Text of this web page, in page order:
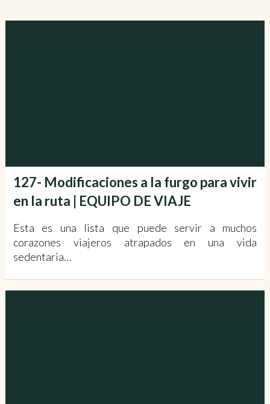
127- Modificaciones a la furgo para vivir
en la ruta | EQUIPO DE VIAJE
Esta es una lista que puede servir a muchos
corazones viajeros atrapados en una vida
sedentaria…